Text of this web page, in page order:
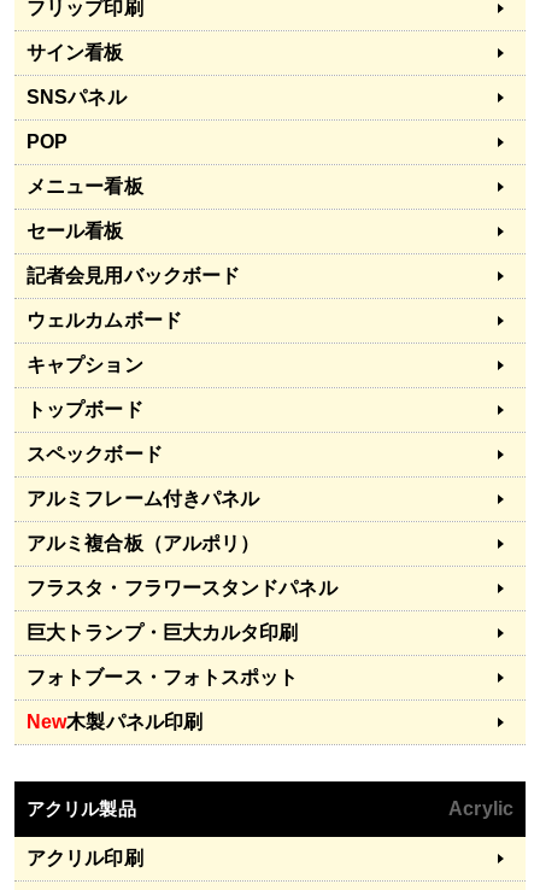
フリップ印刷
サイン看板
SNSパネル
POP
メニュー看板
セール看板
記者会見用バックボード
ウェルカムボード
キャプション
トップボード
スペックボード
アルミフレーム付きパネル
アルミ複合板（アルポリ）
フラスタ・フラワースタンドパネル
巨大トランプ・巨大カルタ印刷
フォトブース・フォトスポット
New木製パネル印刷
アクリル製品 Acrylic
アクリル印刷